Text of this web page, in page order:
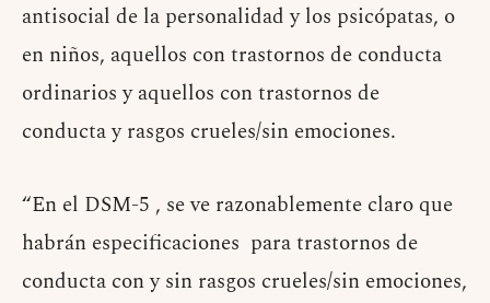
antisocial de la personalidad y los psicópatas, o
en niños, aquellos con trastornos de conducta
ordinarios y aquellos con trastornos de
conducta y rasgos crueles/sin emociones.
“En el DSM-5 , se ve razonablemente claro que
habrán especificaciones para trastornos de
conducta con y sin rasgos crueles/sin emociones,